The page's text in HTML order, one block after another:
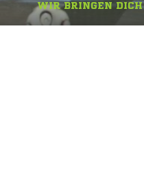
WIR BRINGEN